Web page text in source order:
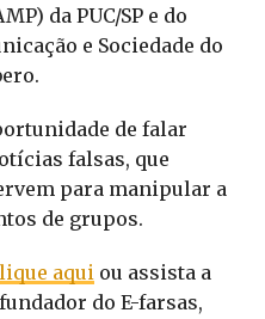
da PUC/SP e do
e Sociedade do
de falar
falsas, que
para manipular a
de grupos.
aquiou assista a
do E-farsas,